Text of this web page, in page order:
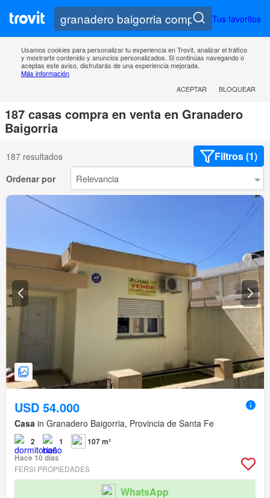
Tus favoritos
Usamos cookies para personalizar tu experiencia en Trovit, analizar el tráfico
y mostrarte contenido y anuncios personalizados. Si continúas navegando o
aceptas este aviso, disfrutarás de una experiencia mejorada.
Más información
ACEPTAR
BLOQUEAR
187 casas compra en venta en Granadero
Baigorria
187 resultados Filtros (1)
Ordenar por
USD 54.000
Casa in Granadero Baigorria, Provincia de Santa Fe
2 1
107 m²
Hace 10 días
FERSI PROPIEDADES
WhatsApp